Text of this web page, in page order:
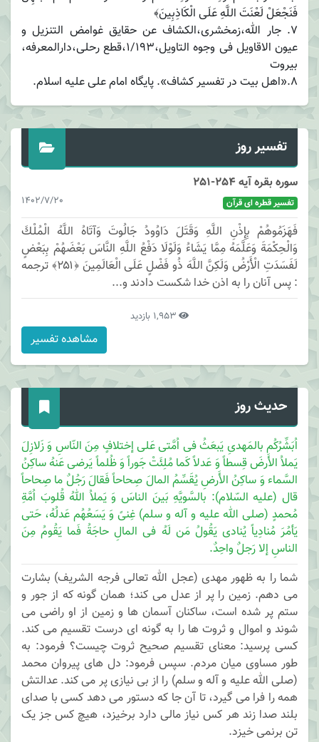
فَنَجْعَلْ لَعْنَتَ اللَّهِ عَلَى الْكَاذِبِينَ﴾
7. جار الله،زمخشری،الکشاف عن حقایق غوامض التنزیل و
عیون الاقاویل فی وجوه التاویل،1/193،قطع رحلی،دارالمعرفه،
بیروت
8.«اهل بیت در تفسیر کشاف». پایگاه امام علی علیه اسلام.
تفسیر روز
سوره بقره آیه 254-251
1402/7/20 تفسیر قطره ای قرآن
فَهَزَمُوهُمْ بِإِذْنِ اللَّهِ وَقَتَلَ دَاوُودُ جَالُوتَ وَآتَاهُ اللَّهُ الْمُلْكَ
وَالْحِكْمَةَ وَعَلَّمَهُ مِمَّا يَشَاءُ وَلَوْلَا دَفْعُ اللَّهِ النَّاسَ بَعْضَهُمْ بِبَعْضٍ
لَفَسَدَتِ الْأَرْضُ وَلَكِنَّ اللَّهَ ذُو فَضْلٍ عَلَى الْعَالَمِينَ ﴿۲۵۱﴾ ترجمه
: پس آنان را به اذن خدا شكست دادند و...
مشاهده تفسیر
حدیث روز
اُبَشِّرُکُم بالمَهدیِ یَبعَثُ فی اُمَّتی عَلی إختلافٍ مِنَ النّاسِ وَ زَلازِلَ
یَملاُ الأَرضَ قِسطاً وَ عَدلاً کَما مُلِئَتْ جَوراً وَ ظُلماً یَرضی عَنهُ ساکِنُ
السَّماء وَ ساکِنُ الأَرضِ یُقَسِّمُ المالَ صِحاحاً فَقالَ رَجُلٌ ما صِحاحاً
قال (علیه السّلام): بالسَّویَّهِ بَینَ الناسَ وَ یَملاُ اللهُ قُلوبَ اُمَّةِ
مُحمدٍ (صلی الله علیه و آله و سلم) غِنیً وَ یَسَعُهُم عَدلُهُ، حَتی
یَأمُرَ مُنادِیاً یُنادی یَقُولُ مَن لَهُ فی المالِ حاجَةُ فَما یَقُومُ مِنَ
الناسِ إلا رَجلٌ واحِدٌ.
شما را به ظهور مهدی (عجل الله تعالی فرجه الشریف) بشارت
می دهم. زمین را پر از عدل می کند؛ همان گونه که از جور و
ستم پر شده است، ساکنان آسمان ها و زمین از او راضی می
شوند و اموال و ثروت ها را به گونه ای درست تقسیم می کند.
کسی پرسید: معنای تقسیم صحیح ثروت چیست؟ فرمود: به
طور مساوی میان مردم. سپس فرمود: دل های پیروان محمد
(صلی الله علیه و آله و سلم) را از بی نیازی پر می کند. عدالتش
همه را فرا می گیرد، تا آن جا که دستور می دهد کسی با صدای
بلند صدا زند هر کس نیاز مالی دارد برخیزد، هیچ کس جز یک
تن برنمی خیزد.